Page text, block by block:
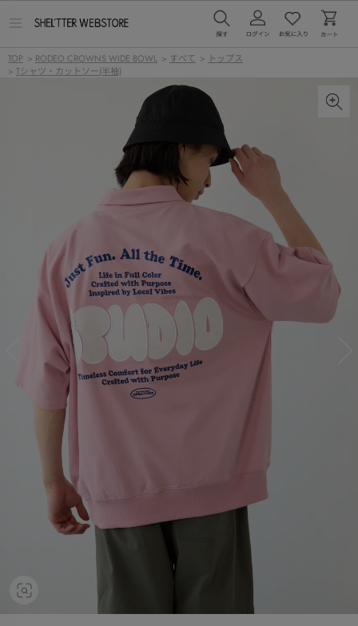
ー
を
TOP > RODEO CROWNS WIDE BOWL > すべて > トップス
> Tシャツ・カットソー(半袖)